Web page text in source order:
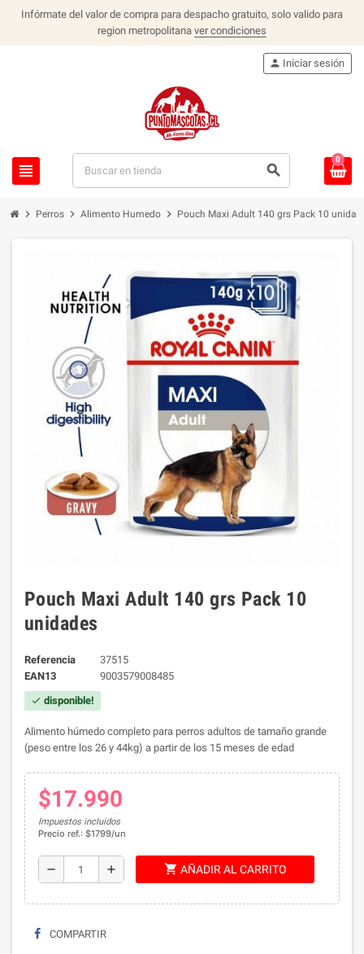
Infórmate del valor de compra para despacho gratuito, solo valido para
region metropolitana ver condiciones
view_headline search
person Iniciar sesión
0
chevron_right Perros chevron_right Alimento Humedo chevron_right Pouch Maxi Adult 140 grs Pack 10
Pouch Maxi Adult 140 grs Pack 10
unidades
Referencia
37515
EAN13
9003579008485
check disponible!
Alimento húmedo completo para perros adultos de tamaño grande
(peso entre los 26 y 44kg) a partir de los 15 meses de edad
$17.990
Impuestos incluidos
Precio ref.: $1799/un
remove add shopping_cart AÑADIR AL CARRITO
COMPARTIR